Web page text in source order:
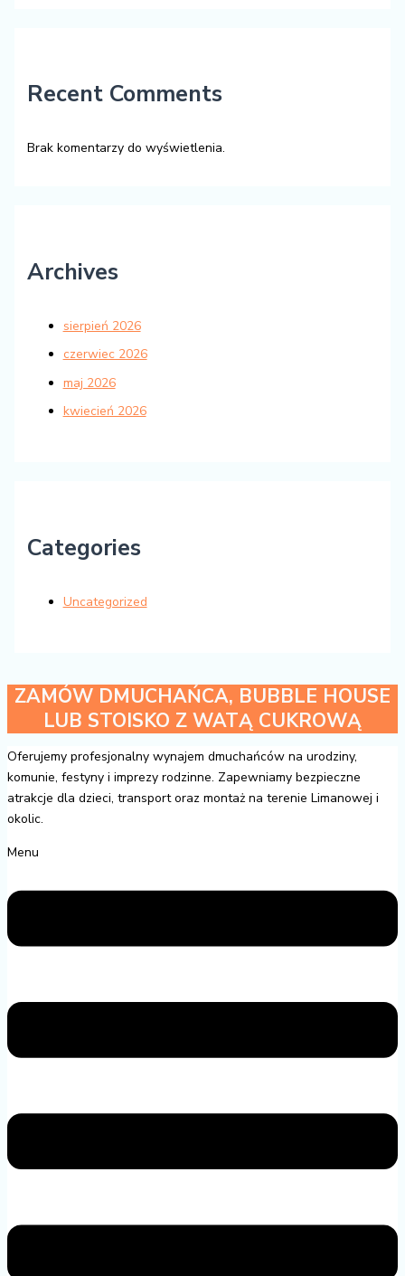
Recent Comments
Brak komentarzy do wyświetlenia.
Archives
sierpień 2026
czerwiec 2026
maj 2026
kwiecień 2026
Categories
Uncategorized
ZAMÓW DMUCHAŃCA, BUBBLE HOUSE
LUB STOISKO Z WATĄ CUKROWĄ
Oferujemy profesjonalny wynajem dmuchańców na urodziny,
komunie, festyny i imprezy rodzinne. Zapewniamy bezpieczne
atrakcje dla dzieci, transport oraz montaż na terenie Limanowej i
okolic.
Menu